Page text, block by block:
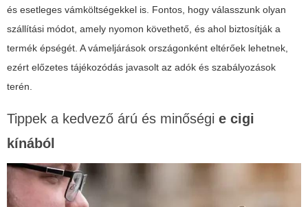
és esetleges vámköltségekkel is. Fontos, hogy válasszunk olyan
szállítási módot, amely nyomon követhető, és ahol biztosítják a
termék épségét. A vámeljárások országonként eltérőek lehetnek,
ezért előzetes tájékozódás javasolt az adók és szabályozások
terén.
Tippek a kedvező árú és minőségi e cigi
kínából